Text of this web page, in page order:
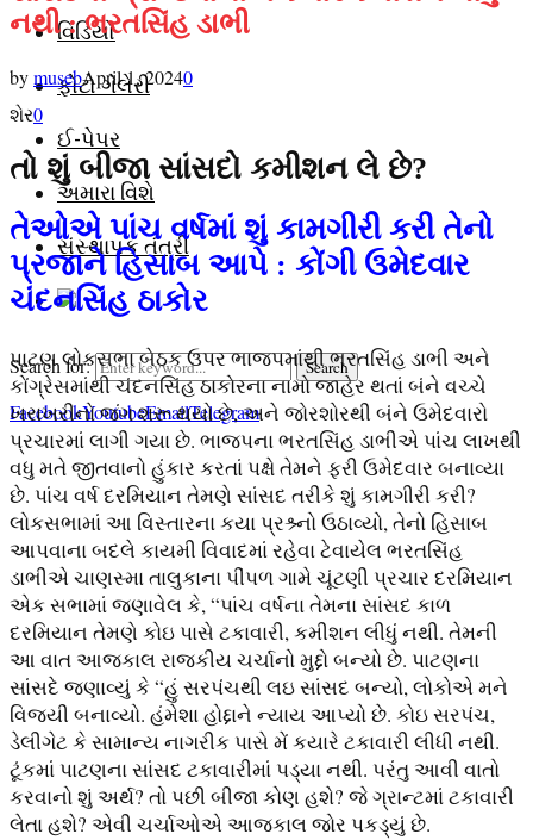
વિડિયો
ફોટો ગેલેરી
ઈ-પેપર
અમારા વિશે
સંસ્થાપક તંત્રી
Search for: Search
FacebookYoutubeEmailTelegram
નથી : ભરતસિંહ ડાભી
bymusebApril 1, 20240
શેર0
તો શું બીજા સાંસદો કમીશન લે છે?
તેઓએ પાંચ વર્ષમાં શું કામગીરી કરી તેનો
પ્રજાને હિસાબ આપે : કોંગી ઉમેદવાર
ચંદનસિંહ ઠાકોર
પાટણ લોકસભા બેઠક ઉપર ભાજપમાંથી ભરતસિંહ ડાભી અને
કોંગ્રેસમાંથી ચંદનસિંહ ઠાકોરના નામો જાહેર થતાં બંને વચ્ચે
ખરાખરીનો જંગ શરૂ થયો છે, અને જોરશોરથી બંને ઉમેદવારો
પ્રચારમાં લાગી ગયા છે. ભાજપના ભરતસિંહ ડાભીએ પાંચ લાખથી
વધુ મતે જીતવાનો હુંકાર કરતાં પક્ષે તેમને ફરી ઉમેદવાર બનાવ્યા
છે. પાંચ વર્ષ દરમિયાન તેમણે સાંસદ તરીકે શું કામગીરી કરી?
લોકસભામાં આ વિસ્તારના કયા પ્રશ્ર્નો ઉઠાવ્યો, તેનો હિસાબ
આપવાના બદલે કાયમી વિવાદમાં રહેવા ટેવાયેલ ભરતસિંહ
ડાભીએ ચાણસ્મા તાલુકાના પીંપળ ગામે ચૂંટણી પ્રચાર દરમિયાન
એક સભામાં જણાવેલ કે, “પાંચ વર્ષના તેમના સાંસદ કાળ
દરમિયાન તેમણે કોઇ પાસે ટકાવારી, કમીશન લીધું નથી. તેમની
આ વાત આજકાલ રાજકીય ચર્ચાનો મુદ્દો બન્યો છે. પાટણના
સાંસદે જણાવ્યું કે “હું સરપંચથી લઇ સાંસદ બન્યો, લોકોએ મને
વિજયી બનાવ્યો. હંમેશા હોદ્દાને ન્યાય આપ્યો છે. કોઇ સરપંચ,
ડેલીગેટ કે સામાન્ય નાગરીક પાસે મેં કયારે ટકાવારી લીધી નથી.
ટૂંકમાં પાટણના સાંસદ ટકાવારીમાં પડ્યા નથી. પરંતુ આવી વાતો
કરવાનો શું અર્થ? તો પછી બીજા કોણ હશે? જે ગ્રાન્ટમાં ટકાવારી
લેતા હશે? એવી ચર્ચાઓએ આજકાલ જોર પકડ્યું છે.